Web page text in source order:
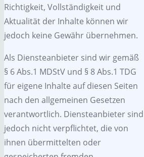
Richtigkeit, Vollständigkeit und
Aktualität der Inhalte können wir
jedoch keine Gewähr übernehmen.
Als Diensteanbieter sind wir gemäß
§ 6 Abs.1 MDStV und § 8 Abs.1 TDG
für eigene Inhalte auf diesen Seiten
nach den allgemeinen Gesetzen
verantwortlich. Diensteanbieter sind
jedoch nicht verpflichtet, die von
ihnen übermittelten oder